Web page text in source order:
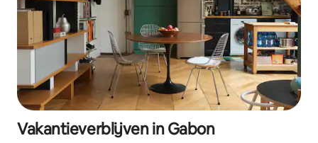
Vakantieverblijven in Gabon